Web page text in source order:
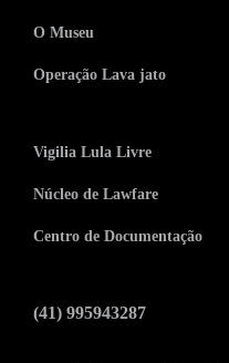
O Museu
Operação Lava jato
Vigilia Lula Livre
Núcleo de Lawfare
Centro de Documentação
(41) 995943287